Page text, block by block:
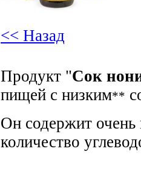
<< Назад
Продукт "Сок
пищей с низким**
Он содержит очень
количество